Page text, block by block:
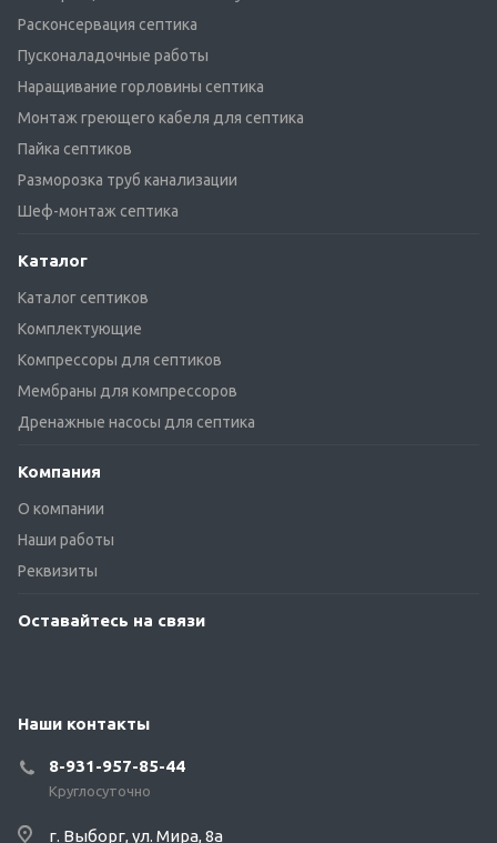
Расконсервация септика
Пусконаладочные работы
Наращивание горловины септика
Монтаж греющего кабеля для септика
Пайка септиков
Разморозка труб канализации
Шеф-монтаж септика
Каталог
Каталог септиков
Комплектующие
Компрессоры для септиков
Мембраны для компрессоров
Дренажные насосы для септика
Компания
О компании
Наши работы
Реквизиты
Оставайтесь на связи
Наши контакты
8-931-957-85-44
Круглосуточно
г. Выборг, ул. Мира, 8а